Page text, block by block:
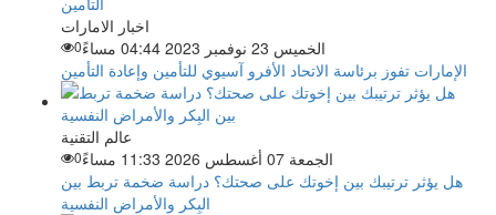
اخبار الامارات
الخميس 23 نوفمبر 2023 04:44 مساءً
0
الإمارات تفوز برئاسة الاتحاد الأفرو آسيوي للتأمين وإعادة التأمين
عالم التقنية
الجمعة 07 أغسطس 2026 11:33 مساءً
0
هل يؤثر ترتيبك بين إخوتك على صحتك؟ دراسة ضخمة تربط بين
البِكر والأمراض النفسية